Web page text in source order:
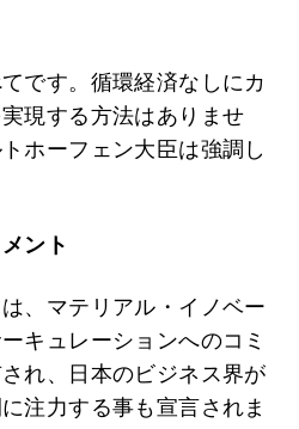
です。循環経済なしにカ
現する方法はありませ
ホーフェン大臣は強調し
ント
、マテリアル・イノベー
キュレーションへのコミ
れ、日本のビジネス界が
注力する事も宣言されま